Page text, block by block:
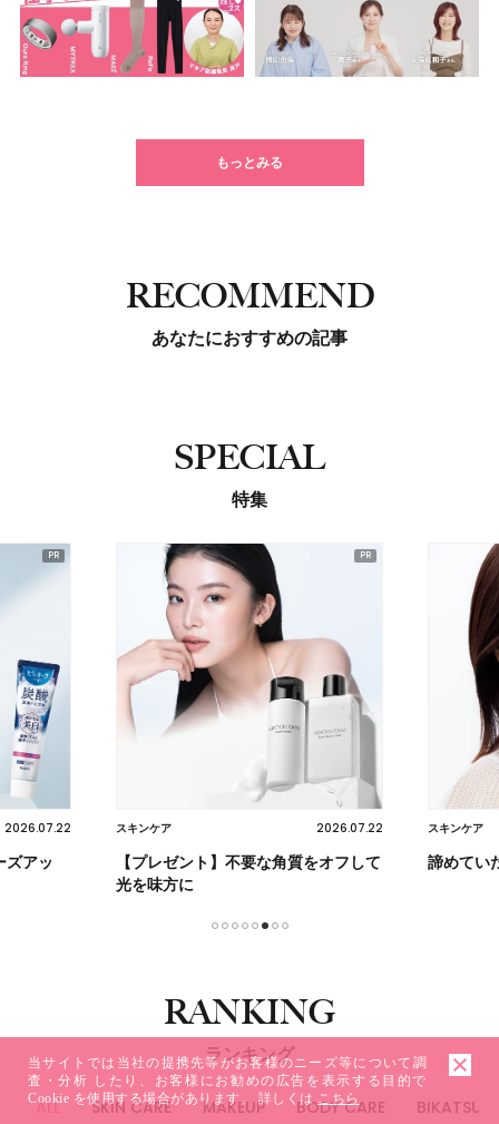
もっとみる
RECOMMEND
あなたにおすすめの記事
SPECIAL
特集
2026.07.22
ズアッ
スキンケア 2026.07.22
【プレゼント】不要な角質をオフして
光を味方に
スキンケア
諦めてい
RANKING
ランキング
ALL SKIN CARE MAKEUP BODY CARE BIKATSU
当サイトでは当社の提携先等がお客様のニーズ等について調
査・分析 したり、お客様にお勧めの広告を表示する目的で
Cookie を使用する場合があります。 詳しくは こちら